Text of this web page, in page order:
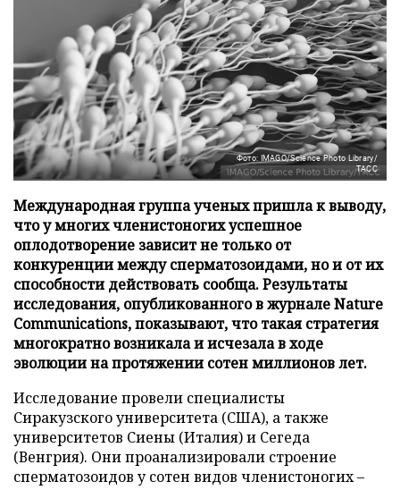
Фото: IMAGO/Science Photo Library/
ТАСС
Международная группа ученых пришла к выводу,
что у многих членистоногих успешное
оплодотворение зависит не только от
конкуренции между сперматозоидами, но и от их
способности действовать сообща. Результаты
исследования, опубликованного в журнале Nature
Communications, показывают, что такая стратегия
многократно возникала и исчезала в ходе
эволюции на протяжении сотен миллионов лет.
Исследование провели специалисты
Сиракузского университета (США), а также
университетов Сиены (Италия) и Сегеда
(Венгрия). Они проанализировали строение
сперматозоидов у сотен видов членистоногих –